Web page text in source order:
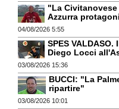
"La
Azzurra
04/08/2026 5:55
SPES
Diego Locci
03/08/2026 15:36
BUCCI: "La
ripartire"
03/08/2026 10:01